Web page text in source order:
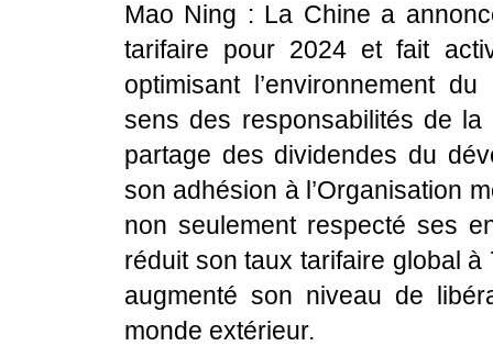
Mao Ning : La Chine a
tarifaire pour 2024 et fait
optimisant l’environnement
sens des responsabilités de
partage des dividendes du
son adhésion à l’Organisation
non seulement respecté ses
réduit son taux tarifaire global
augmenté son niveau de
monde extérieur.